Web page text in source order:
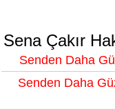
Sena Çakır
Senden Daha
Senden Daha